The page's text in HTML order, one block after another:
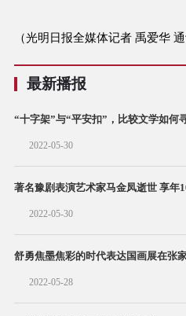
（光明日报全媒体记者 禹爱华 通
最新播报
“十字架”与“平安扣”，比较文学如何
2022-05-30
著名豫剧表演艺术家马金凤逝世 享年
2022-05-30
舒勇焦墨焦彩的时代表达国画展在张
2022-05-28